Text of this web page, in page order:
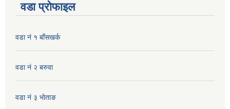
वडा प्रोफाइल
वडा नं १ बाँसखर्क
वडा नं २ बरुवा
वडा नं ३ भाेताङ